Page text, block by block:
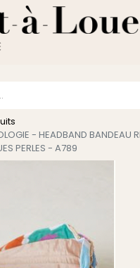
- HEADBAND BANDEAU
PERLES - A789